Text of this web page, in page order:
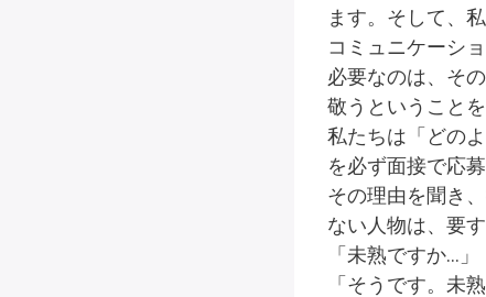
ます。そして、
コミュニケーシ
必要なのは、そ
敬うということ
私たちは「どの
を必ず面接で応
その理由を聞き
ない人物は、要
「未熟ですか…」
「そうです。未